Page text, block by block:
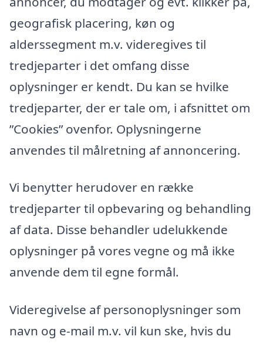
geografisk placering, køn og
alderssegment m.v. videregives til
tredjeparter i det omfang disse
oplysninger er kendt. Du kan se hvilke
tredjeparter, der er tale om, i afsnittet om
”Cookies” ovenfor. Oplysningerne
anvendes til målretning af annoncering.
Vi benytter herudover en række
tredjeparter til opbevaring og behandling
af data. Disse behandler udelukkende
oplysninger på vores vegne og må ikke
anvende dem til egne formål.
Videregivelse af personoplysninger som
navn og e-mail m.v. vil kun ske, hvis du